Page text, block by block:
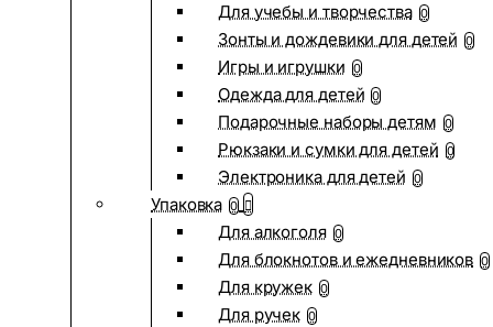
Для учебы и творчества 0
Зонты и дождевики для детей 0
Игры и игрушки 0
Одежда для детей 0
Подарочные наборы детям 0
Рюкзаки и сумки для детей 0
Электроника для детей 0
Упаковка 0
Для алкоголя 0
Для блокнотов и ежедневников 0
Для кружек 0
Для ручек 0